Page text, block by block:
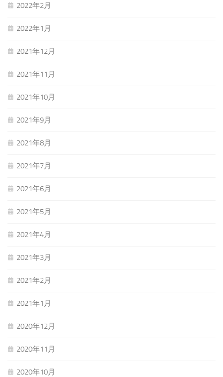
2022年2月
2022年1月
2021年12月
2021年11月
2021年10月
2021年9月
2021年8月
2021年7月
2021年6月
2021年5月
2021年4月
2021年3月
2021年2月
2021年1月
2020年12月
2020年11月
2020年10月